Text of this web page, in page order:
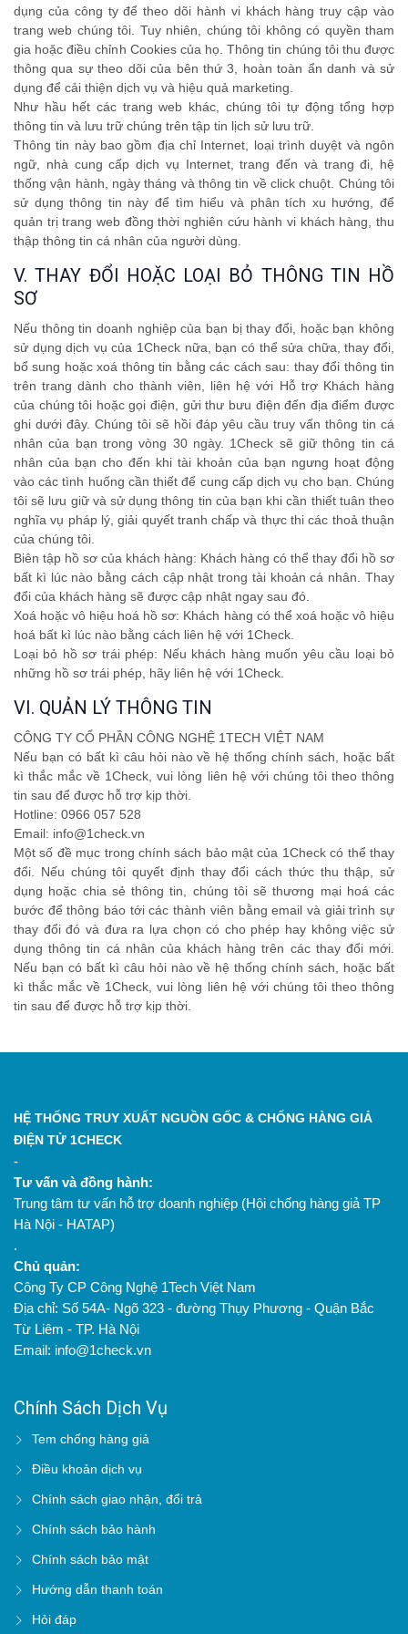
dụng của công ty để theo dõi hành vi khách hàng truy cập vào
trang web chúng tôi. Tuy nhiên, chúng tôi không có quyền tham
gia hoặc điều chỉnh Cookies của họ. Thông tin chúng tôi thu được
thông qua sự theo dõi của bên thứ 3, hoàn toàn ẩn danh và sử
dụng để cải thiện dịch vụ và hiệu quả marketing.
Như hầu hết các trang web khác, chúng tôi tự động tổng hợp
thông tin và lưu trữ chúng trên tập tin lịch sử lưu trữ.
Thông tin này bao gồm địa chỉ Internet, loại trình duyệt và ngôn
ngữ, nhà cung cấp dịch vụ Internet, trang đến và trang đi, hệ
thống vận hành, ngày tháng và thông tin về click chuột. Chúng tôi
sử dụng thông tin này để tìm hiểu và phân tích xu hướng, để
quản trị trang web đồng thời nghiên cứu hành vi khách hàng, thu
thập thông tin cá nhân của người dùng.
V. THAY ĐỔI HOẶC LOẠI BỎ THÔNG TIN HỒ
SƠ
Nếu thông tin doanh nghiệp của bạn bị thay đổi, hoặc bạn không
sử dụng dịch vụ của 1Check nữa, bạn có thể sửa chữa, thay đổi,
bổ sung hoặc xoá thông tin bằng các cách sau: thay đổi thông tin
trên trang dành cho thành viên, liên hệ với Hỗ trợ Khách hàng
của chúng tôi hoặc gọi điện, gửi thư bưu điện đến địa điểm được
ghi dưới đây. Chúng tôi sẽ hồi đáp yêu cầu truy vấn thông tin cá
nhân của bạn trong vòng 30 ngày. 1Check sẽ giữ thông tin cá
nhân của bạn cho đến khi tài khoản của bạn ngưng hoạt động
vào các tình huống cần thiết để cung cấp dịch vụ cho bạn. Chúng
tôi sẽ lưu giữ và sử dụng thông tin của bạn khi cần thiết tuân theo
nghĩa vụ pháp lý, giải quyết tranh chấp và thực thi các thoả thuận
của chúng tôi.
Biên tập hồ sơ của khách hàng: Khách hàng có thể thay đổi hồ sơ
bất kì lúc nào bằng cách cập nhật trong tài khoản cá nhân. Thay
đổi của khách hàng sẽ được cập nhật ngay sau đó.
Xoá hoặc vô hiệu hoá hồ sơ: Khách hàng có thể xoá hoặc vô hiệu
hoá bất kì lúc nào bằng cách liên hệ với 1Check.
Loại bỏ hồ sơ trái phép: Nếu khách hàng muốn yêu cầu loại bỏ
những hồ sơ trái phép, hãy liên hệ với 1Check.
VI. QUẢN LÝ THÔNG TIN
CÔNG TY CỔ PHẦN CÔNG NGHỆ 1TECH VIỆT NAM
Nếu bạn có bất kì câu hỏi nào về hệ thống chính sách, hoặc bất
kì thắc mắc về 1Check, vui lòng liên hệ với chúng tôi theo thông
tin sau để được hỗ trợ kịp thời.
Hotline: 0966 057 528
Email: info@1check.vn
Một số đề mục trong chính sách bảo mật của 1Check có thể thay
đổi. Nếu chúng tôi quyết định thay đổi cách thức thu thập, sử
dụng hoặc chia sẻ thông tin, chúng tôi sẽ thương mại hoá các
bước để thông báo tới các thành viên bằng email và giải trình sự
thay đổi đó và đưa ra lựa chọn có cho phép hay không việc sử
dụng thông tin cá nhân của khách hàng trên các thay đổi mới.
Nếu bạn có bất kì câu hỏi nào về hệ thống chính sách, hoặc bất
kì thắc mắc về 1Check, vui lòng liên hệ với chúng tôi theo thông
tin sau để được hỗ trợ kịp thời.
HỆ THỐNG TRUY XUẤT NGUỒN GỐC & CHỐNG HÀNG GIẢ
ĐIỆN TỬ 1CHECK
-
Tư vấn và đồng hành:
Trung tâm tư vấn hỗ trợ doanh nghiệp (Hội chống hàng giả TP
Hà Nội - HATAP)
.
Chủ quản:
Công Ty CP Công Nghệ 1Tech Việt Nam
Địa chỉ: Số 54A- Ngõ 323 - đường Thụy Phương - Quận Bắc
Từ Liêm - TP. Hà Nội
Email: info@1check.vn
Chính Sách Dịch Vụ
Tem chống hàng giả
Điều khoản dịch vụ
Chính sách giao nhận, đổi trả
Chính sách bảo hành
Chính sách bảo mật
Hướng dẫn thanh toán
Hỏi đáp